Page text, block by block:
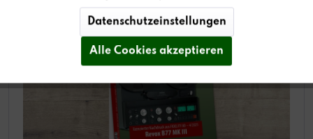
Datenschutzeinstellungen
Alle Cookies akzeptieren